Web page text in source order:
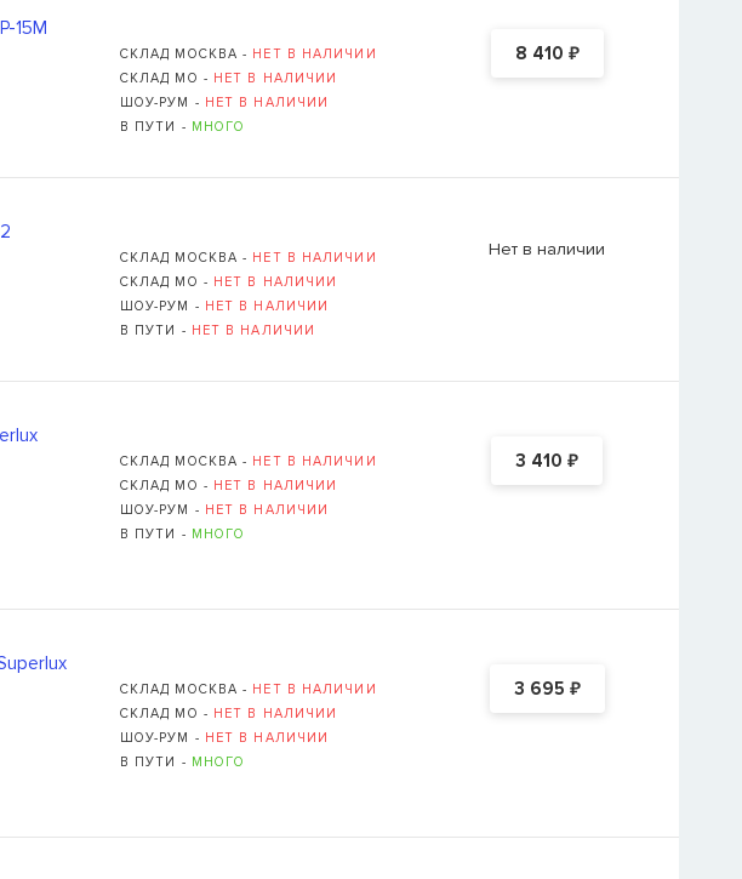
15M
8 410 ₽
СКЛАД МОСКВА - НЕТ В НАЛИЧИИ
СКЛАД МО - НЕТ В НАЛИЧИИ
ШОУ-РУМ - НЕТ В НАЛИЧИИ
В ПУТИ - МНОГО
Нет в наличии
СКЛАД МОСКВА - НЕТ В НАЛИЧИИ
СКЛАД МО - НЕТ В НАЛИЧИИ
ШОУ-РУМ - НЕТ В НАЛИЧИИ
В ПУТИ - НЕТ В НАЛИЧИИ
3 410₽
СКЛАД МОСКВА - НЕТ В НАЛИЧИИ
СКЛАД МО - НЕТ В НАЛИЧИИ
ШОУ-РУМ - НЕТ В НАЛИЧИИ
В ПУТИ - МНОГО
3 695 ₽
СКЛАД МОСКВА - НЕТ В НАЛИЧИИ
СКЛАД МО - НЕТ В НАЛИЧИИ
ШОУ-РУМ - НЕТ В НАЛИЧИИ
В ПУТИ - МНОГО